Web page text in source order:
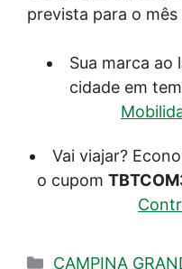
prevista para o
Sua marca ao
cidade em
Vai viajar?
o cupom
Categorias
CAMPINA